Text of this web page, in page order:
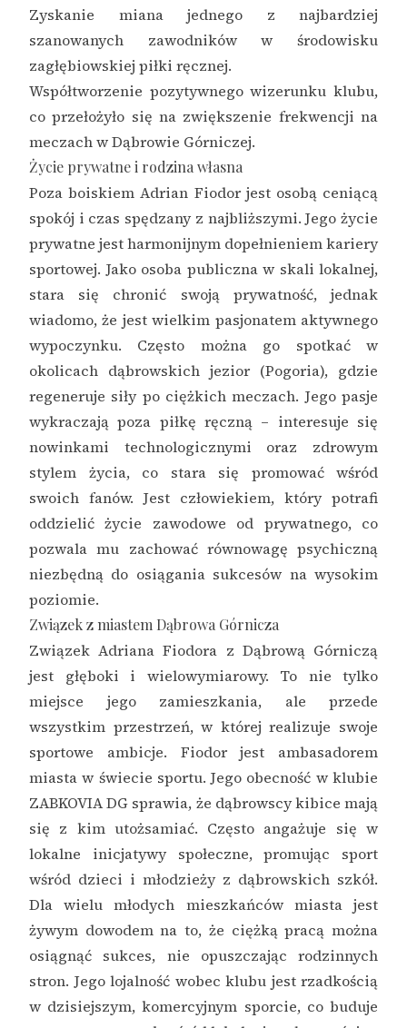
Zyskanie miana jednego z najbardziej
szanowanych zawodników w środowisku
zagłębiowskiej piłki ręcznej.
Współtworzenie pozytywnego wizerunku klubu,
co przełożyło się na zwiększenie frekwencji na
meczach w Dąbrowie Górniczej.
Życie prywatne i rodzina własna
Poza boiskiem Adrian Fiodor jest osobą ceniącą
spokój i czas spędzany z najbliższymi. Jego życie
prywatne jest harmonijnym dopełnieniem kariery
sportowej. Jako osoba publiczna w skali lokalnej,
stara się chronić swoją prywatność, jednak
wiadomo, że jest wielkim pasjonatem aktywnego
wypoczynku. Często można go spotkać w
okolicach dąbrowskich jezior (Pogoria), gdzie
regeneruje siły po ciężkich meczach. Jego pasje
wykraczają poza piłkę ręczną – interesuje się
nowinkami technologicznymi oraz zdrowym
stylem życia, co stara się promować wśród
swoich fanów. Jest człowiekiem, który potrafi
oddzielić życie zawodowe od prywatnego, co
pozwala mu zachować równowagę psychiczną
niezbędną do osiągania sukcesów na wysokim
poziomie.
Związek z miastem Dąbrowa Górnicza
Związek Adriana Fiodora z Dąbrową Górniczą
jest głęboki i wielowymiarowy. To nie tylko
miejsce jego zamieszkania, ale przede
wszystkim przestrzeń, w której realizuje swoje
sportowe ambicje. Fiodor jest ambasadorem
miasta w świecie sportu. Jego obecność w klubie
ZABKOVIA DG sprawia, że dąbrowscy kibice mają
się z kim utożsamiać. Często angażuje się w
lokalne inicjatywy społeczne, promując sport
wśród dzieci i młodzieży z dąbrowskich szkół.
Dla wielu młodych mieszkańców miasta jest
żywym dowodem na to, że ciężką pracą można
osiągnąć sukces, nie opuszczając rodzinnych
stron. Jego lojalność wobec klubu jest rzadkością
w dzisiejszym, komercyjnym sporcie, co buduje